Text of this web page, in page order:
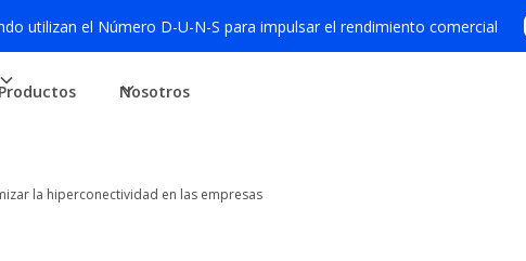
utilizan el Número D-U-N-S para impulsar el rendimiento comercial
Productos Nosotros
la hiperconectividad en las empresas